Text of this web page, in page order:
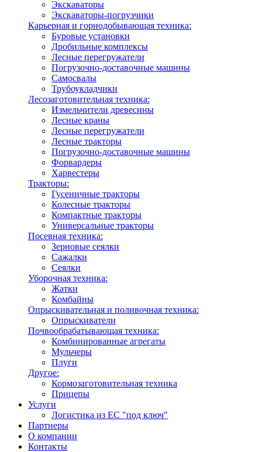
Экскаваторы
Экскаваторы-погрузчики
Карьерная и горнодобывающая техника:
Буровые установки
Дробильные комплексы
Лесные перегружатели
Погрузочно-доставочные машины
Самосвалы
Трубоукладчики
Лесозаготовительная техника:
Измельчители древесины
Лесные краны
Лесные перегружатели
Лесные тракторы
Погрузочно-доставочные машины
Форвардеры
Харвестеры
Тракторы:
Гусеничные тракторы
Колесные тракторы
Компактные тракторы
Универсальные тракторы
Посевная техника:
Зерновые сеялки
Сажалки
Сеялки
Уборочная техника:
Жатки
Комбайны
Опрыскивательная и поливочная техника:
Опрыскиватели
Почвообрабатывающая техника:
Комбинированные агрегаты
Мульчеры
Плуги
Другое:
Кормозаготовительная техника
Прицепы
Услуги
Логистика из ЕС "под ключ"
Партнеры
О компании
Контакты